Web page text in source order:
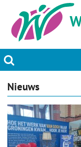
Actueel
Hobby & Vrije tijd
Welzijn &
Nieuws